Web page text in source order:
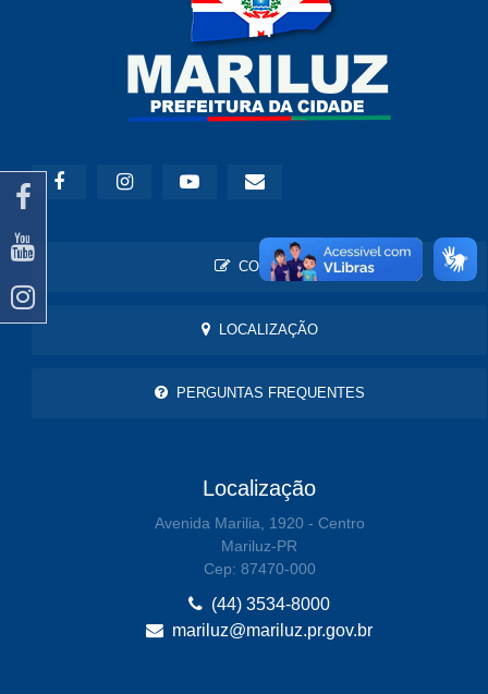
CONTATO
LOCALIZAÇÃO
PERGUNTAS FREQUENTES
Localização
Avenida Marilia, 1920 - Centro
Mariluz-PR
Cep: 87470-000
(44) 3534-8000
mariluz@mariluz.pr.gov.br